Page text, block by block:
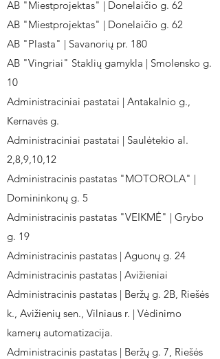
AB "Miestprojektas" | Donelaičio g. 62
AB "Miestprojektas" | Donelaičio g. 62
AB "Plasta" | Savanorių pr. 180
AB "Vingriai" Staklių gamykla | Smolensko g.
10
Administraciniai pastatai | Antakalnio g.,
Kernavės g.
Administraciniai pastatai | Saulėtekio al.
2,8,9,10,12
Administracinis pastatas "MOTOROLA" |
Domininkonų g. 5
Administracinis pastatas "VEIKMĖ" | Grybo
g. 19
Administracinis pastatas | Aguonų g. 24
Administracinis pastatas | Avižieniai
Administracinis pastatas | Beržų g. 2B, Riešės
k., Avižienių sen., Vilniaus r. | Vėdinimo
kamerų automatizacija.
Administracinis pastatas | Beržų g. 7, Riešės